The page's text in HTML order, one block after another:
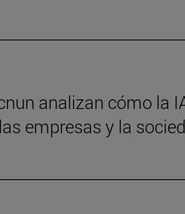
analizan cómo la
empresas y la